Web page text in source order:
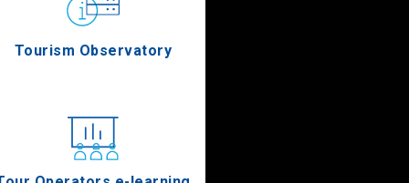
Tourism Observatory